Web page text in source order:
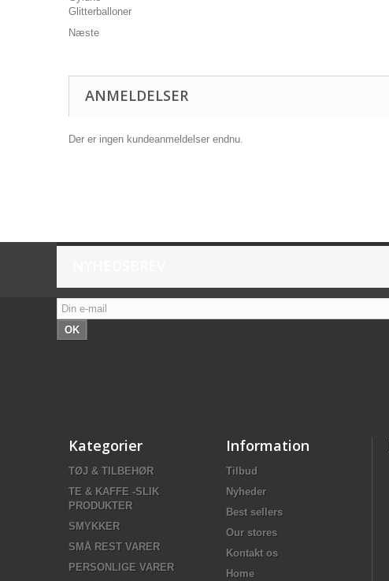
Næste
ANMELDELSER
Der er ingen kundeanmeldelser endnu.
OK
Kategorier
TØJ & TILBEHØR
TE & KAFFE -SLIK
PRODUKTER
SMYKKER
SMÅ REST VARER
PERSONLIGE VARER
Information
Tilbud
Nyheder
Best sellers
Our stores
Kontakt os
Home